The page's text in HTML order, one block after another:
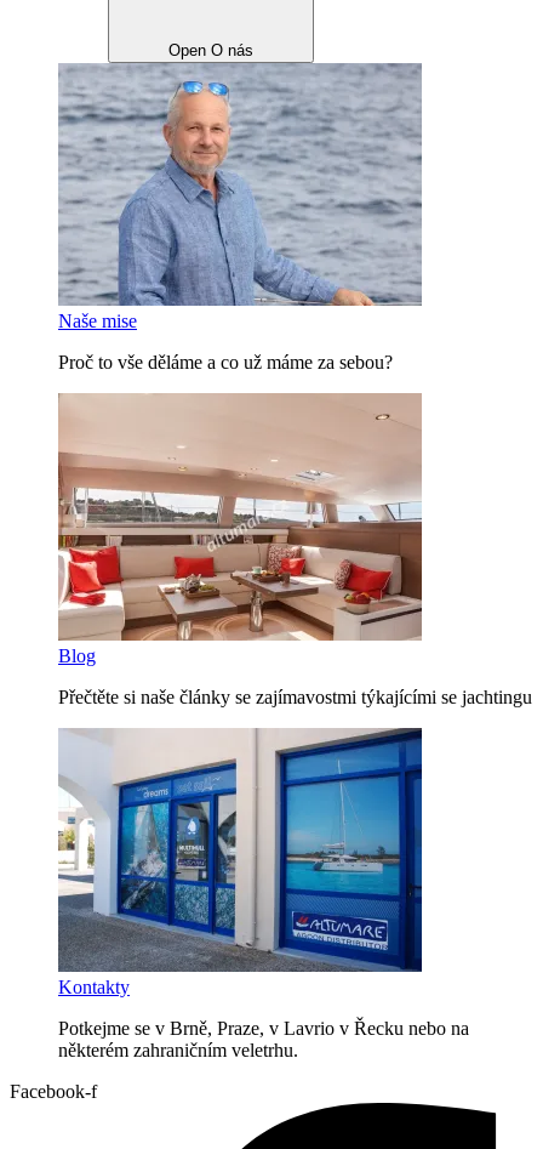
Open O nás
Naše mise
Proč to vše děláme a co už máme za sebou?
Blog
Přečtěte si naše články se zajímavostmi týkajícími se jachtingu
Kontakty
Potkejme se v Brně, Praze, v Lavrio v Řecku nebo na
některém zahraničním veletrhu.
Facebook-f